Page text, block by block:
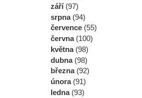
září (97)
srpna (94)
července (55)
června (100)
května (98)
dubna (98)
března (92)
února (91)
ledna (93)